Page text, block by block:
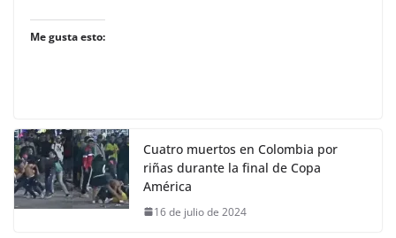
Me gusta esto:
Cuatro muertos en Colombia por
riñas durante la final de Copa
América
16 de julio de 2024